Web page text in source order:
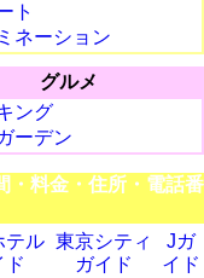
ト
ネーション
グルメ
ング
ーデン
・料金・住所・電話番
テル
ド
東京シティ
ガイド
Jガ
イド